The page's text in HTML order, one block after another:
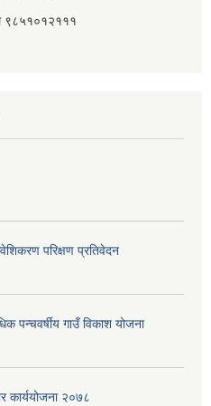
९८५१०१२१११
परिक्षण प्रतिवेदन
पन्चवर्षीय गाउँ विकाश योजना
कार्ययोजना २०७८